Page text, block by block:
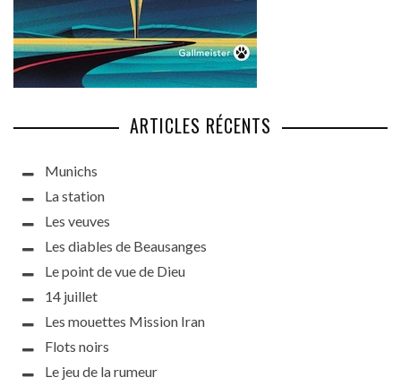
ARTICLES RÉCENTS
Munichs
La station
Les veuves
Les diables de Beausanges
Le point de vue de Dieu
14 juillet
Les mouettes Mission Iran
Flots noirs
Le jeu de la rumeur